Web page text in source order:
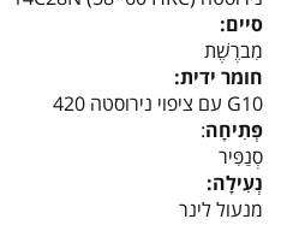
סיים:
מִברֶשֶׁת
חומר ידית:
G10 עם ציפוי נירוסטה 420
פְּתִיחָה:
סְנַפִּיר
נְעִילָה:
מנעול לינר